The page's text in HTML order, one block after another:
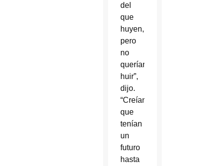
del
que
huyen,
pero
no
querían
huir”,
dijo.
“Creían
que
tenían
un
futuro
hasta